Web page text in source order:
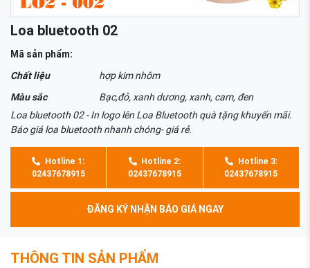
Loa bluetooth 02
Mã sản phẩm:
Chất liệu
hợp kim nhôm
Màu sắc
Bạc,đỏ, xanh dương, xanh, cam, đen
Loa bluetooth 02 - In logo lên Loa Bluetooth quà tặng khuyến mãi.
Báo giá loa bluetooth nhanh chóng- giá rẻ.
Hotline 1:
02437678915
Hotline 2:
02437678915
Hotline 3:
02437678915
ĐĂNG KÝ NHẬN BÁO GIÁ NGAY
THÔNG TIN SẢN PHẨM